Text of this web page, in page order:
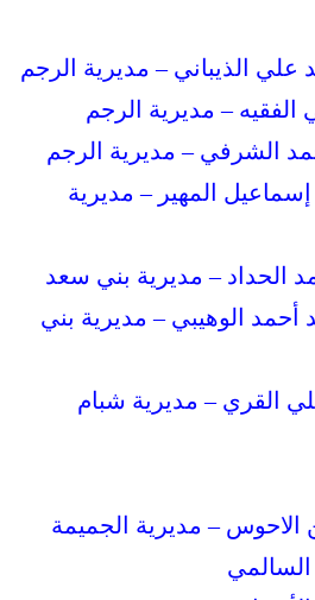
المهير – مديرية
أحمد الوهيبي – مديرية بني
القري – مديرية شبام